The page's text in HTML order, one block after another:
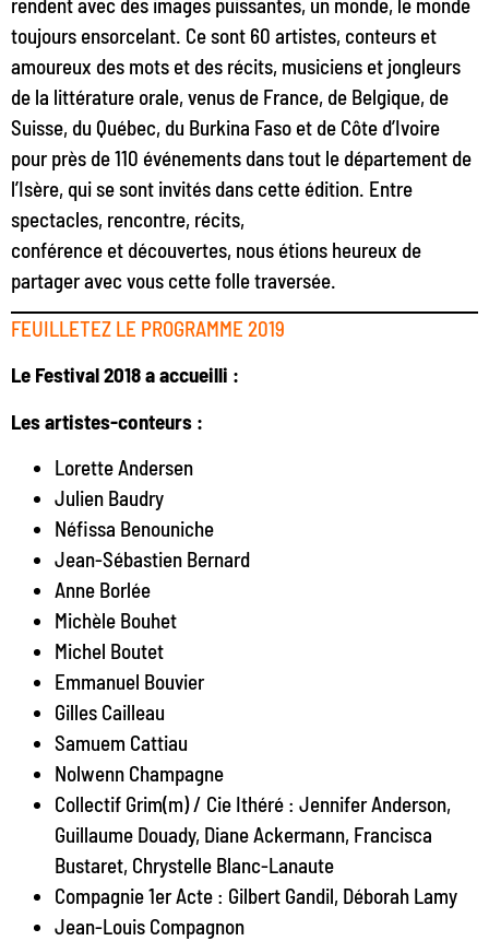
toujours ensorcelant. Ce sont 60 artistes, conteurs et
amoureux des mots et des récits, musiciens et jongleurs
de la littérature orale, venus de France, de Belgique, de
Suisse, du Québec, du Burkina Faso et de Côte d’Ivoire
pour près de 110 événements dans tout le département de
l’Isère, qui se sont invités dans cette édition. Entre
spectacles, rencontre, récits,
conférence et découvertes, nous étions heureux de
partager avec vous cette folle traversée.
FEUILLETEZ LE PROGRAMME 2019
Le Festival 2018 a accueilli :
Les artistes-conteurs :
Lorette Andersen
Julien Baudry
Néfissa Benouniche
Jean-Sébastien Bernard
Anne Borlée
Michèle Bouhet
Michel Boutet
Emmanuel Bouvier
Gilles Cailleau
Samuem Cattiau
Nolwenn Champagne
Collectif Grim(m) / Cie Ithéré : Jennifer Anderson,
Guillaume Douady, Diane Ackermann, Francisca
Bustaret, Chrystelle Blanc-Lanaute
Compagnie 1er Acte : Gilbert Gandil, Déborah Lamy
Jean-Louis Compagnon